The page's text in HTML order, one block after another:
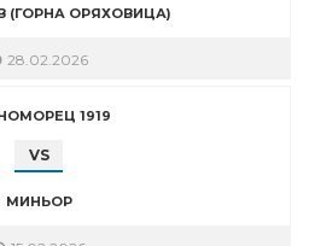
(ГОРНА ОРЯХОВИЦА)
28.02.2026
1919
VS
МИНЬОР